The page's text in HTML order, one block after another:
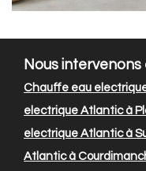
Nous intervenons
Chauffe eau
electrique Atlantic à
electrique Atlantic à
Atlantic à